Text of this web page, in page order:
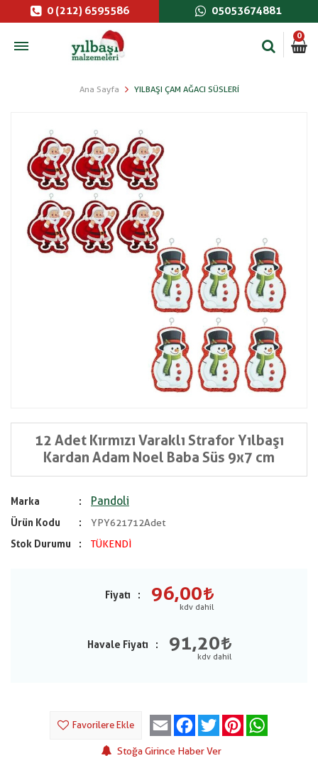
0 (212) 6595586 05053674881
0
Ana Sayfa YILBAŞI ÇAM AĞACI SÜSLERI
12 Adet Kırmızı Varaklı Strafor Yılbaşı
Kardan Adam Noel Baba Süs 9x7 cm
Marka Pandoli
Ürün Kodu
YPY621712Adet
Stok Durumu
TÜKENDİ
Fiyatı 96,00
Havale Fiyatı 91,20
Favorilere Ekle Email Facebook
Twitter Pinterest
Stoğa Girince Haber Ver